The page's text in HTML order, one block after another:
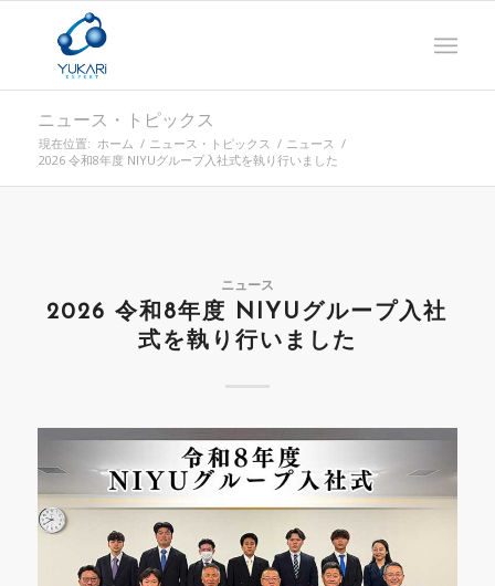
ニュース・トピックス
現在位置: ホーム / ニュース・トピックス / ニュース /
2026 令和8年度 NIYUグループ入社式を執り行いました
ニュース
2026 令和8年度 NIYUグループ入社
式を執り行いました